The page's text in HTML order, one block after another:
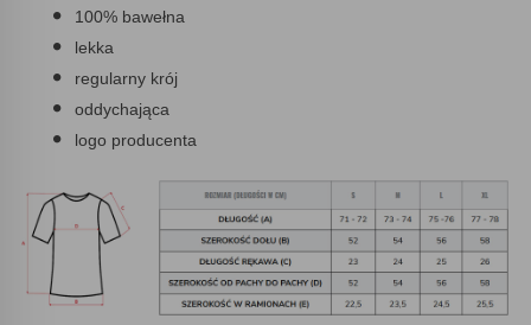
100% bawełna
lekka
regularny krój
oddychająca
logo producenta